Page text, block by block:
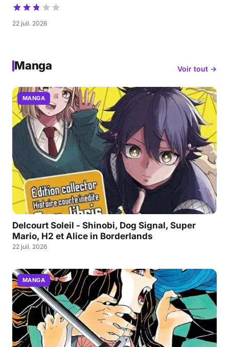
22 juil. 2026
Manga Voir tout →
MANGA
Delcourt Soleil - Shinobi, Dog Signal, Super
Mario, H2 et Alice in Borderlands
22 juil. 2026
MANGA